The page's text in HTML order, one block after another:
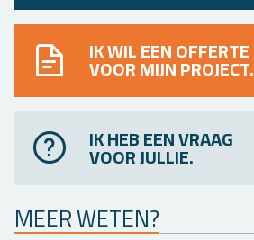
IK WIL EEN OFFERTE
VOOR MIJN PROJECT.
IK HEB EEN VRAAG
VOOR JULLIE.
MEER WETEN?